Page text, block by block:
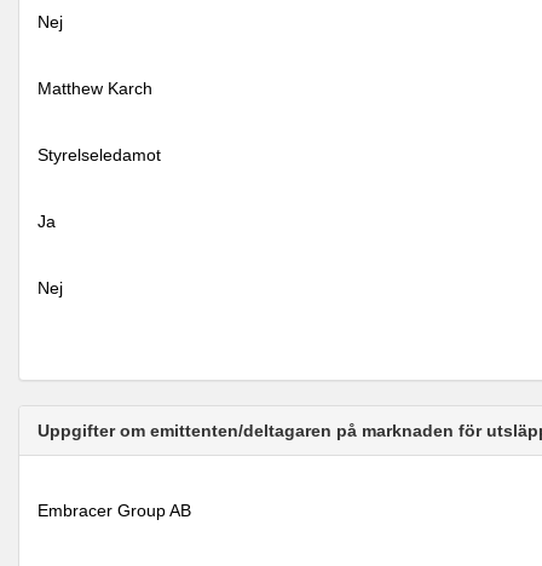
Nej
Matthew Karch
Styrelseledamot
Ja
Nej
Uppgifter om emittenten/deltagaren på marknaden för
Embracer Group AB